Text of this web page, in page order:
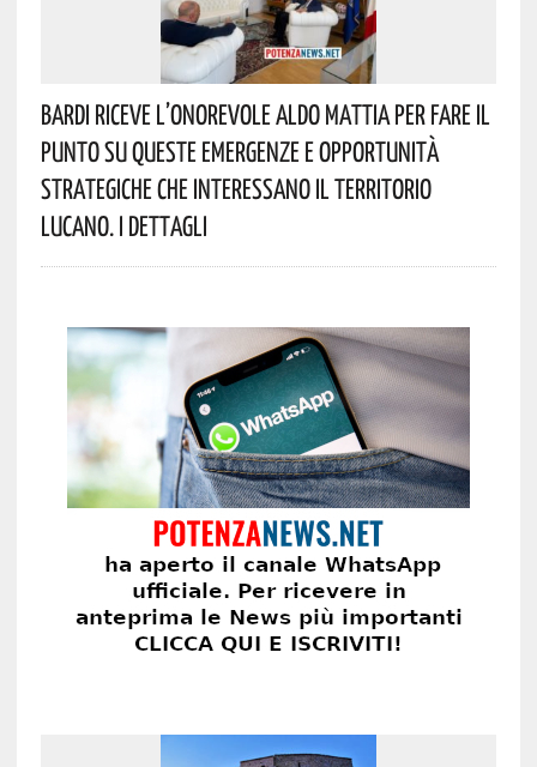
Bardi Riceve L’onorevole Aldo Mattia Per Fare Il
Punto Su Queste Emergenze E Opportunità
Strategiche Che Interessano Il Territorio
Lucano. I Dettagli